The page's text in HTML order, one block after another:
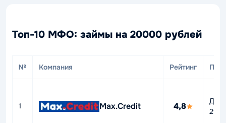
Топ-10 МФО: займы на 20000 рублей
№ Компания Рейтинг ПСК
1 Max.Credit 4,8
До